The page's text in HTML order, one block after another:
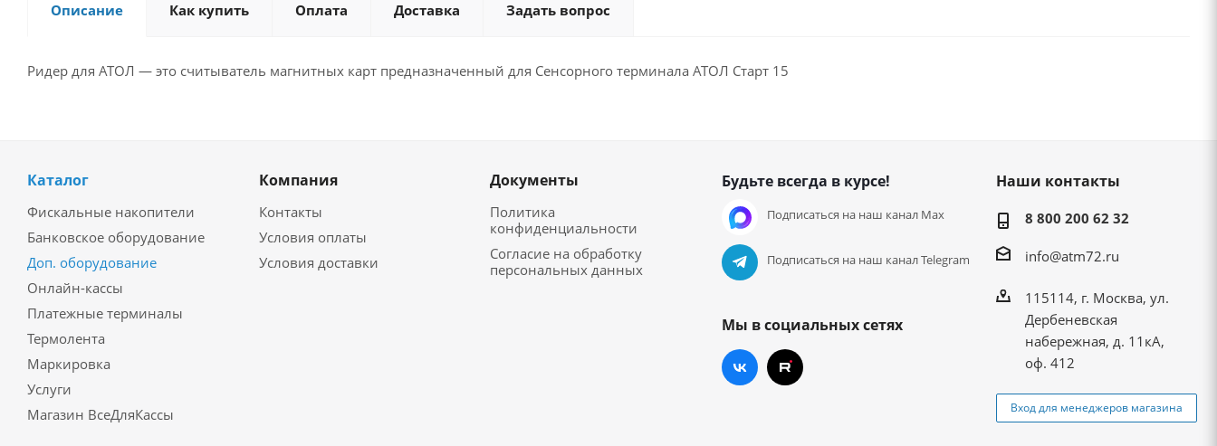
Описание Как купить Оплата Доставка Задать вопрос
Ридер для АТОЛ — это считыватель магнитных карт предназначенный для Сенсорного терминала АТОЛ Старт 15
Каталог
Фискальные накопители
Банковское оборудование
Доп. оборудование
Онлайн-кассы
Платежные терминалы
Термолента
Маркировка
Услуги
Магазин ВсеДляКассы
Компания
Контакты
Условия оплаты
Условия доставки
Документы
Политика
конфиденциальности
Согласие на обработку
персональных данных
Будьте всегда в курсе!
Подписаться на наш канал Max
Подписаться на наш канал Telegram
Мы в социальных сетях
Наши контакты
8 800 200 62 32
info@atm72.ru
115114, г. Москва, ул.
Дербеневская
набережная, д. 11кА,
оф. 412
Вход для менеджеров магазина